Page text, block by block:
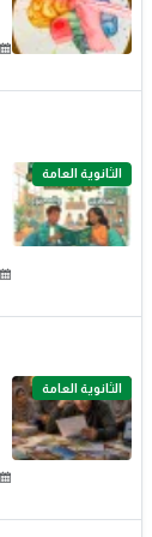
الثانوية العامة
الثانوية العامة